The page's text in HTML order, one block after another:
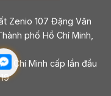
Zenio 107 Đặng Văn
phố Hồ Chí Minh,
Chí Minh cấp lần đầu